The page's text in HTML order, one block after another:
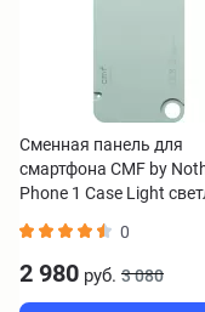
Сменная панель для
смартфона CMF by
Phone 1 Case Light
0
2 980 руб. 3 080